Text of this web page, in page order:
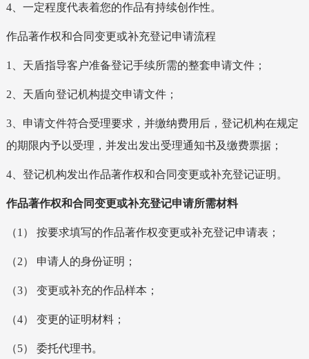
4、一定程度代表着您的作品有持续创作性。
作品著作权和合同变更或补充登记申请流程
1、天盾指导客户准备登记手续所需的整套申请文件；
2、天盾向登记机构提交申请文件；
3、申请文件符合受理要求，并缴纳费用后，登记机构在规定
的期限内予以受理，并发出发出受理通知书及缴费票据；
4、登记机构发出作品著作权和合同变更或补充登记证明。
作品著作权和合同变更或补充登记申请所需材料
（1） 按要求填写的作品著作权变更或补充登记申请表；
（2） 申请人的身份证明；
（3） 变更或补充的作品样本；
（4） 变更的证明材料；
（5） 委托代理书。